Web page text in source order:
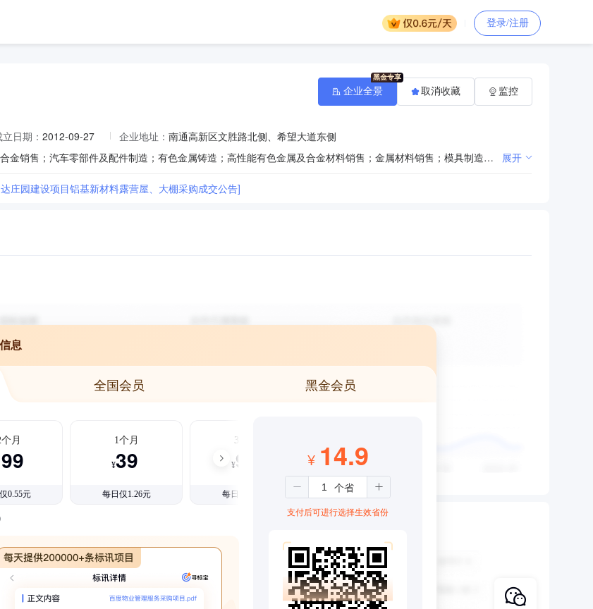
登录/注册
立日期： 2012-09-27 企业地址： 南通高新区文胜路北侧、希望大道东侧
一般项目：有色金属合金制造；有色金属合金销售；汽车零部件及配件制造；有色金属铸造；高性能有色金属及合金材料销售；金属材料销售；模具制造；模具销售；货物进出口；轻质建筑材料制造；轻质建筑材料销售；规划设计管理；工程和技术研究和试验发展；技术服务、技术开发、技术咨询、技术交流、技术转让、技术推广；金属结构制造；金属结构销售；智能基础制造装备销售；石墨烯材料销售；石墨及碳素制品制造；石墨及碳素制品销售（除依法须经批准的项目外，凭营业执照依法自主开展经营活动） 展开
庄园建设项目铝基新材料露营屋、大棚采购成交公告]
企业全景 取消收藏 监控
息
全国会员 黑金会员
月
0.55元
1个月
¥39
每日仅1.26元
3个月
¥99
每日仅1.08元
¥ 14.9
支付后可进行选择生效省份